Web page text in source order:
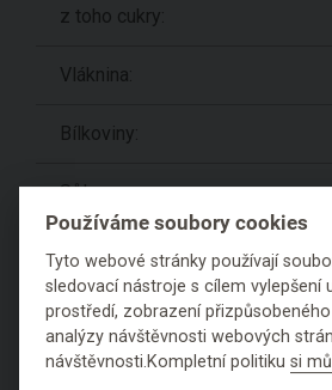
z toho cukry:
Vláknina:
Bílkoviny:
Sůl:
Dle současné legislativy EU je
stravy a potravin uvádět pouze
tvrzení. Není možné uvádět
které by mohly vzbudit dojem
účinku - i přes to, že se právě pro
Používáme soubory cookies
Tyto webové stránky používají
sledovací nástroje s cílem vylepšení
prostředí, zobrazení
analýzy návštěvnosti webových
návštěvnosti.Kompletní politikusi